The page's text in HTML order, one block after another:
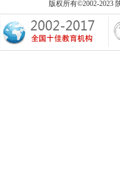
版权所有©2002-2023